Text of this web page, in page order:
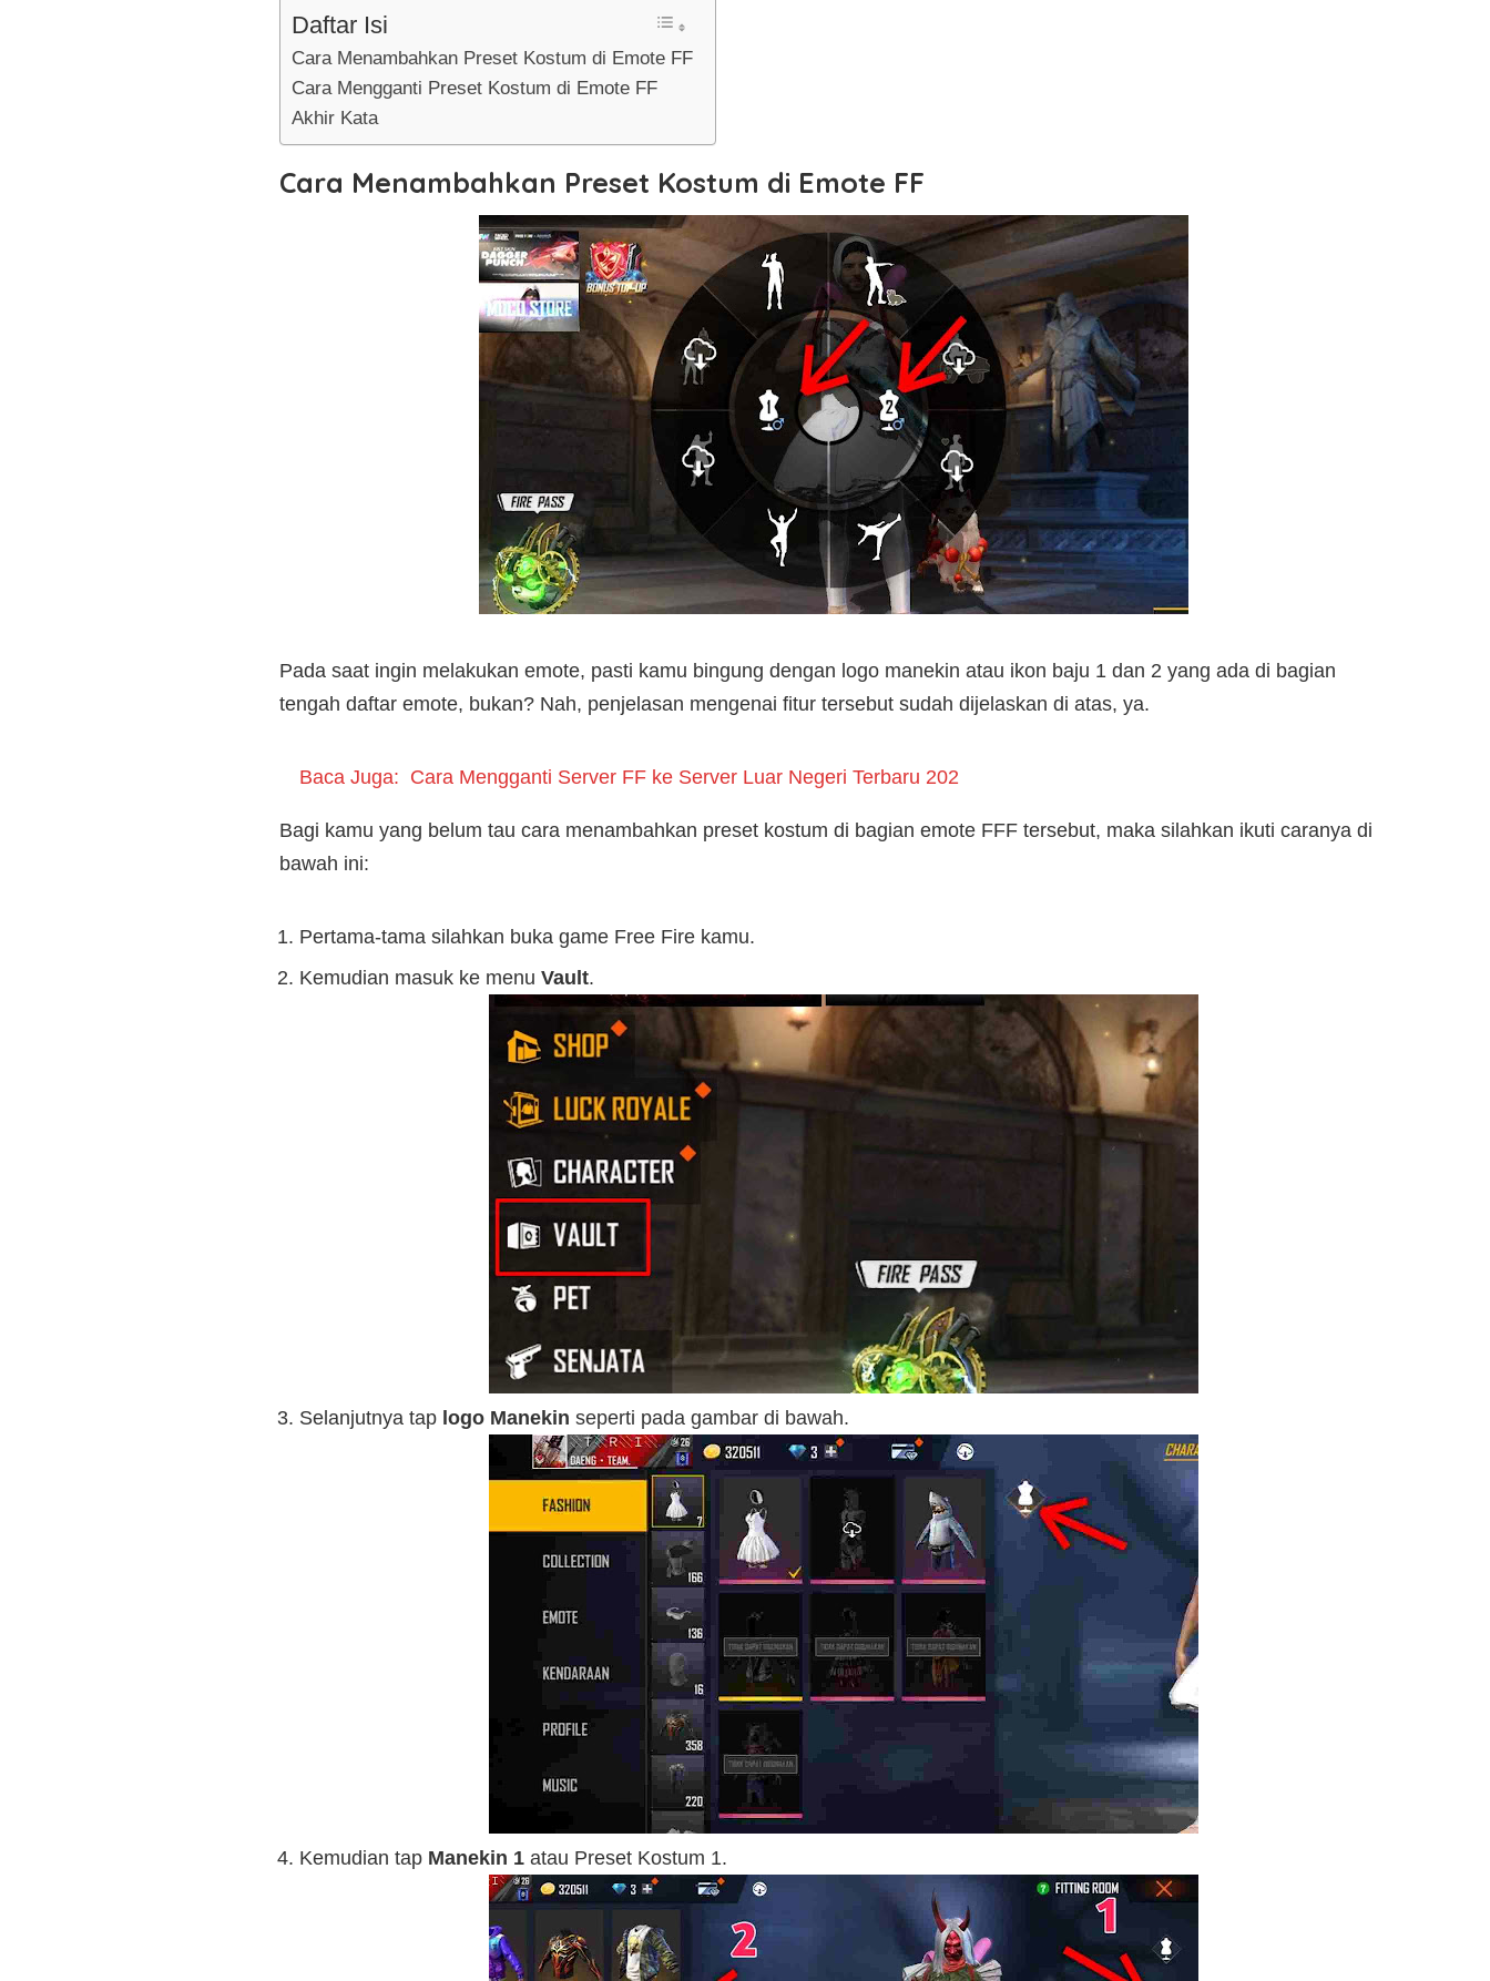
Daftar Isi
Cara Menambahkan Preset Kostum di Emote FF
Cara Mengganti Preset Kostum di Emote FF
Akhir Kata
Cara Menambahkan Preset Kostum di Emote FF
Pada saat ingin melakukan emote, pasti kamu bingung dengan logo manekin atau ikon baju 1 dan 2 yang ada di bagian
tengah daftar emote, bukan? Nah, penjelasan mengenai fitur tersebut sudah dijelaskan di atas, ya.
Baca Juga: Cara Mengganti Server FF ke Server Luar Negeri Terbaru 202
Bagi kamu yang belum tau cara menambahkan preset kostum di bagian emote FFF tersebut, maka silahkan ikuti caranya di
bawah ini:
Pertama-tama silahkan buka game Free Fire kamu.
Kemudian masuk ke menu Vault.
Selanjutnya tap logo Manekin seperti pada gambar di bawah.
Kemudian tap Manekin 1 atau Preset Kostum 1.